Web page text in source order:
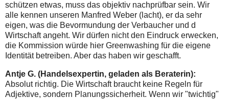
schützen etwas, muss das objektiv nachprüfbar sein. Wir
alle kennen unseren Manfred Weber (lacht), er da sehr
eigen, was die Bevormundung der Verbaucher und d
Wirtschaft angeht. Wir dürfen nicht den Eindruck erwecken,
die Kommission würde hier Greenwashing für die eigene
Identität betreiben. Aber das haben wir geschafft.
Antje G. (Handelsexpertin, geladen als Beraterin):
Absolut richtig. Die Wirtschaft braucht keine Regeln für
Adjektive, sondern Planungssicherheit. Wenn wir "twichtig"